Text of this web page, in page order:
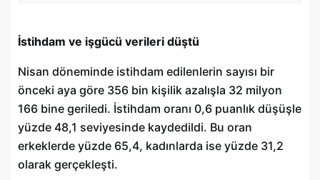
İstihdam ve işgücü verileri düştü
Nisan döneminde istihdam edilenlerin sayısı bir
önceki aya göre 356 bin kişilik azalışla 32 milyon
166 bine geriledi. İstihdam oranı 0,6 puanlık düşüşle
yüzde 48,1 seviyesinde kaydedildi. Bu oran
erkeklerde yüzde 65,4, kadınlarda ise yüzde 31,2
olarak gerçekleşti.